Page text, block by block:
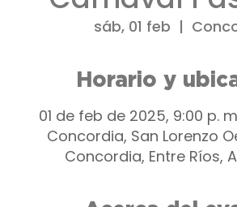
sáb, 01 feb
  |
Horario y
01 de feb de 2025, 9:00 p.
Concordia, San Lorenzo
Concordia, Entre Ríos,